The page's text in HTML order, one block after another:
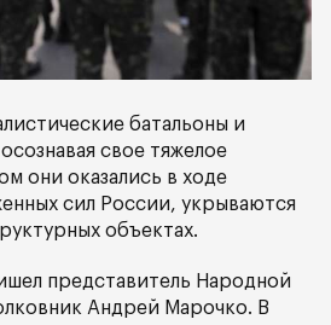
батальоны и
свое тяжелое
они оказались в ходе
сил России, укрываются
объектах.
представитель Народной
Андрей Марочко. В